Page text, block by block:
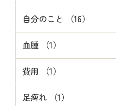
自分のこと （16）
血腫 （1）
費用 （1）
足痺れ （1）